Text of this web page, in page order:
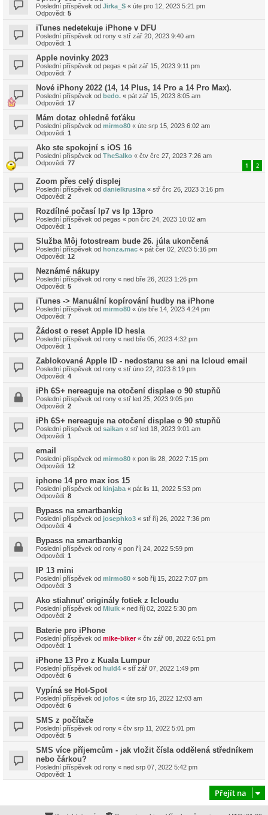
Poslední příspěvek od Jirka_S « úte pro 12, 2023 5:21 pm
Odpovědi: 5
iTunes nedetekuje iPhone v DFU
Poslední příspěvek od rony « stř zář 20, 2023 9:40 am
Odpovědi: 1
Apple novinky 2023
Poslední příspěvek od pegas « pát zář 15, 2023 9:11 pm
Odpovědi: 7
Nové iPhony 2022 (14, 14 Plus, 14 Pro a 14 Pro Max).
Poslední příspěvek od bedo. « pát zář 15, 2023 8:05 am
Odpovědi: 17
Mám dotaz ohledně foťáku
Poslední příspěvek od mirmo80 « úte srp 15, 2023 6:02 am
Odpovědi: 1
Ako ste spokojní s iOS 16
Poslední příspěvek od TheSalko « čtv črc 27, 2023 7:26 am
Odpovědi: 77 1 2
Zoom přes celý displej
Poslední příspěvek od danielkrusina « stř črc 26, 2023 3:16 pm
Odpovědi: 2
Rozdílné počasí Ip7 vs Ip 13pro
Poslední příspěvek od pegas « pon črc 24, 2023 10:02 am
Odpovědi: 1
Služba Môj fotostream bude 26. júla ukončená
Poslední příspěvek od honza.mac « pát čer 02, 2023 5:16 pm
Odpovědi: 12
Neznámé nákupy
Poslední příspěvek od rony « ned bře 26, 2023 1:26 pm
Odpovědi: 5
iTunes -> Manuální kopírování hudby na iPhone
Poslední příspěvek od mirmo80 « úte bře 14, 2023 4:24 pm
Odpovědi: 7
Žádost o reset Apple ID hesla
Poslední příspěvek od rony « ned bře 05, 2023 4:32 pm
Odpovědi: 1
Zablokované Apple ID - nedostanu se ani na Icloud email
Poslední příspěvek od rony « stř úno 22, 2023 8:19 pm
Odpovědi: 4
iPh 6S+ nereaguje na otočení displae o 90 stupňů
Poslední příspěvek od rony « stř led 25, 2023 9:05 pm
Odpovědi: 2
iPh 6S+ nereaguje na otočení displae o 90 stupňů
Poslední příspěvek od saikan « stř led 18, 2023 9:01 am
Odpovědi: 1
email
Poslední příspěvek od mirmo80 « pon lis 28, 2022 7:15 pm
Odpovědi: 12
iphone 14 pro max ios 15
Poslední příspěvek od kinjaba « pát lis 11, 2022 5:53 pm
Odpovědi: 8
Bypass na smartbankig
Poslední příspěvek od josephko3 « stř říj 26, 2022 7:36 pm
Odpovědi: 4
Bypass na smartbankig
Poslední příspěvek od rony « pon říj 24, 2022 5:59 pm
Odpovědi: 1
IP 13 mini
Poslední příspěvek od mirmo80 « sob říj 15, 2022 7:07 pm
Odpovědi: 3
Ako stiahnuť originály fotiek z Icloudu
Poslední příspěvek od Miuik « ned říj 02, 2022 5:30 pm
Odpovědi: 2
Baterie pro iPhone
Poslední příspěvek od mike-biker« čtv zář 08, 2022 6:51 pm
Odpovědi: 1
iPhone 13 Pro z Kuala Lumpur
Poslední příspěvek od huld4 « stř zář 07, 2022 1:49 pm
Odpovědi: 6
Vypíná se Hot-Spot
Poslední příspěvek od jofos « úte srp 16, 2022 12:03 am
Odpovědi: 6
SMS z počítače
Poslední příspěvek od rony « čtv srp 11, 2022 5:01 pm
Odpovědi: 5
SMS více příjemcům - jak vložit čísla oddělená středníkem
nebo čárkou?
Poslední příspěvek od rony « ned srp 07, 2022 5:42 pm
Odpovědi: 1
Přejít na